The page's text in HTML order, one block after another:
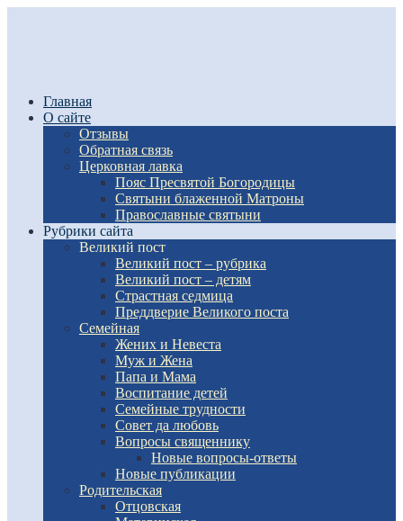
Главная
О сайте
Отзывы
Обратная связь
Церковная лавка
Пояс Пресвятой Богородицы
Святыни блаженной Матроны
Православные святыни
Рубрики сайта
Великий пост
Великий пост – рубрика
Великий пост – детям
Страстная седмица
Преддверие Великого поста
Семейная
Жених и Невеста
Муж и Жена
Папа и Мама
Воспитание детей
Семейные трудности
Совет да любовь
Вопросы священнику
Новые вопросы-ответы
Новые публикации
Родительская
Отцовская